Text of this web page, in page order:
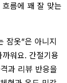
름에 꽤 잘 맞는
잠옷”은 아니지
워요. 간절기용
과 리뷰 반응을